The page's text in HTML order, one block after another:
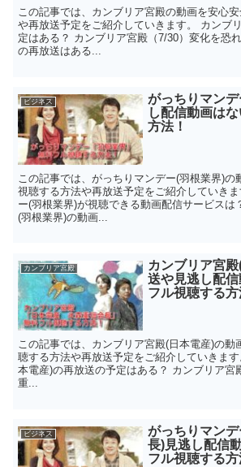
この記事では、カンブリア宮殿の動画を安心
や再放送予定をご紹介していきます。 カンブ
定はある？ カンブリア宮殿（7/30）変化を恐
の再放送はある...
ビジネス
がっちりマン
し配信動画は
方法！
この記事では、がっちりマンデー(羽根業界)の
視聴する方法や再放送予定をご紹介していき
ー(羽根業界)が視聴できる動画配信サービスは
(羽根業界)の動画...
カンブリア宮殿
カンブリア宮
送や見逃し配
フル視聴する方
この記事では、カンブリア宮殿(日本電産)の動
聴する方法や再放送予定をご紹介していきま
本電産)の再放送の予定はある？ カンブリア宮
重...
ビジネス
がっちりマン
長)見逃し配信
フル視聴する方